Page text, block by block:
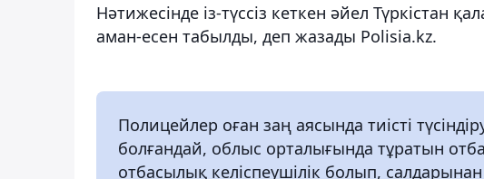
Нәтижесінде із-түссіз кеткен әйел Түркістан
аман-есен табылды, деп жазады Polisia.kz.
Полицейлер оған заң аясында тиісті
болғандай, облыс орталығында тұратын
отбасылық келіспеушілік болып,